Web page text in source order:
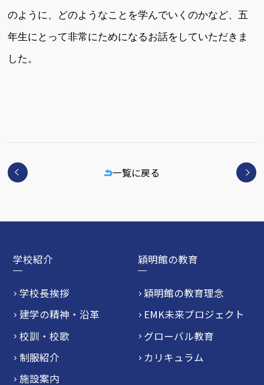
のように、どのようなことを学んでいくのかなど、五
年生にとって非常にためになるお話をしていただきま
した。
一覧に戻る
学校紹介
学校長挨拶
建学の精神・沿革
校訓・校歌
制服紹介
施設案内
穎明館の教育
穎明館の教育理念
EMK未来プロジェクト
グローバル教育
カリキュラム